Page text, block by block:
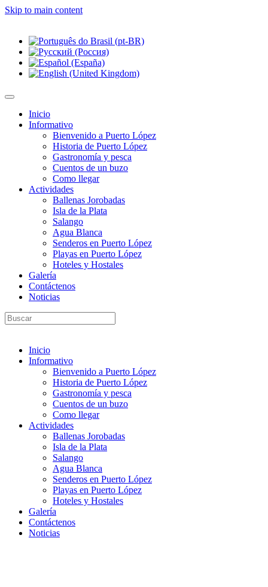
Skip to main content
Inicio
Informativo
Bienvenido a Puerto López
Historia de Puerto López
Gastronomía y pesca
Cuentos de un buzo
Como llegar
Actividades
Ballenas Jorobadas
Isla de la Plata
Salango
Agua Blanca
Senderos en Puerto López
Playas en Puerto López
Hoteles y Hostales
Galería
Contáctenos
Noticias
Inicio
Informativo
Bienvenido a Puerto López
Historia de Puerto López
Gastronomía y pesca
Cuentos de un buzo
Como llegar
Actividades
Ballenas Jorobadas
Isla de la Plata
Salango
Agua Blanca
Senderos en Puerto López
Playas en Puerto López
Hoteles y Hostales
Galería
Contáctenos
Noticias